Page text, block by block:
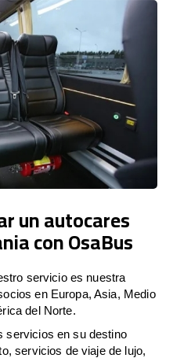
un autocares
con OsaBus
servicio es nuestra
en Europa, Asia, Medio
del Norte.
servicios en su destino
servicios de viaje de lujo,